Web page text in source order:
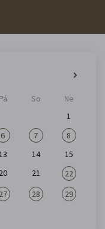
Pá So
Ne
1
6 7
8
14
15
20 21
22
27 28
29